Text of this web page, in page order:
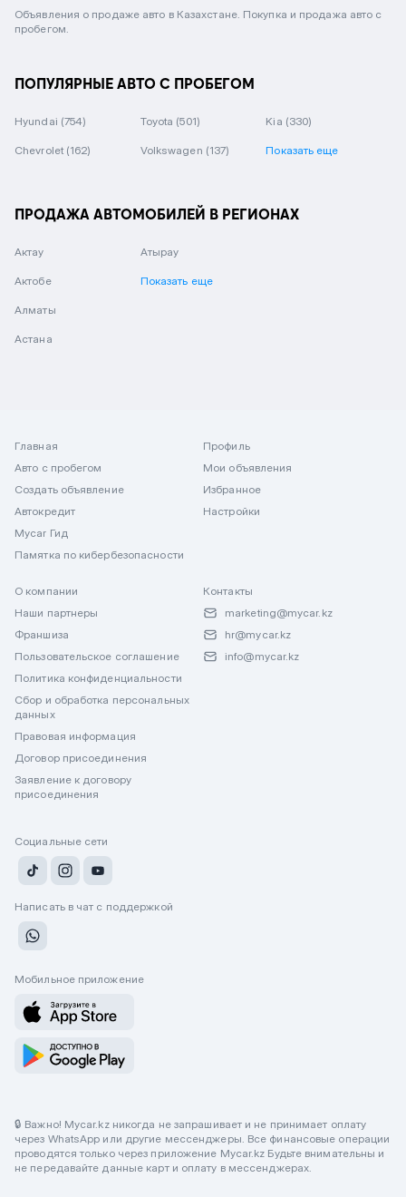
Объявления о продаже авто в Казахстане. Покупка и продажа авто с
пробегом.
ПОПУЛЯРНЫЕ АВТО С ПРОБЕГОМ
Hyundai (754) Toyota (501) Kia (330)
Chevrolet (162) Volkswagen (137) Показать еще
ПРОДАЖА АВТОМОБИЛЕЙ В РЕГИОНАХ
Актау
Актобе
Алматы
Астана
Атырау
Показать еще
Главная
Авто с пробегом
Создать объявление
Автокредит
Mycar Гид
Памятка по кибербезопасности
Профиль
Мои объявления
Избранное
Настройки
О компании
Наши партнеры
Франшиза
Пользовательское соглашение
Политика конфиденциальности
Сбор и обработка персональных
данных
Правовая информация
Договор присоединения
Заявление к договору
присоединения
Контакты
marketing@mycar.kz
hr@mycar.kz
info@mycar.kz
Социальные сети
Написать в чат с поддержкой
Мобильное приложение
🔒 Важно! Mycar.kz никогда не запрашивает и не принимает оплату
через WhatsApp или другие мессенджеры. Все финансовые операции
проводятся только через приложение Mycar.kz Будьте внимательны и
не передавайте данные карт и оплату в мессенджерах.